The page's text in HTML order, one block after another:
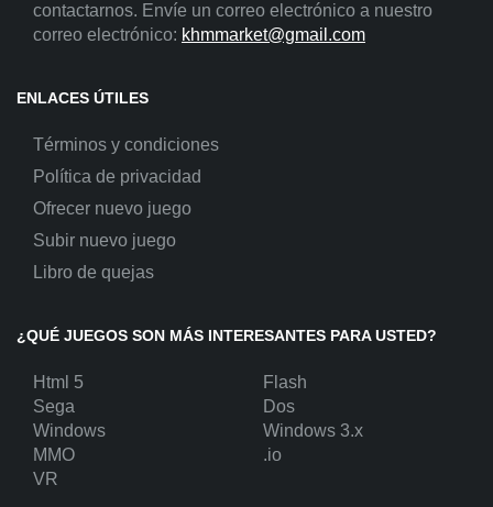
contactarnos. Envíe un correo electrónico a nuestro
correo electrónico: khmmarket@gmail.com
ENLACES ÚTILES
Términos y condiciones
Política de privacidad
Ofrecer nuevo juego
Subir nuevo juego
Libro de quejas
¿QUÉ JUEGOS SON MÁS INTERESANTES PARA USTED?
Html 5
Flash
Sega
Dos
Windows
Windows 3.x
MMO
.io
VR